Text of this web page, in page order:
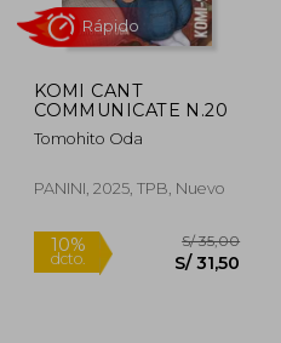
10%
dcto. S/
KOMI CANT
COMMUNICATE N.20
Tomohito Oda
PANINI, 2025, TPB, Nuevo